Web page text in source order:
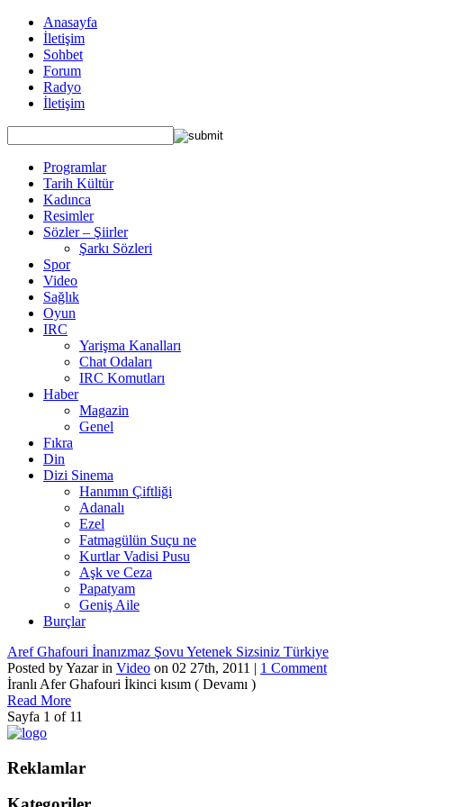
Anasayfa
İletişim
Sohbet
Forum
Radyo
İletişim
Programlar
Tarih Kültür
Kadınca
Resimler
Sözler – Şiirler
Şarkı Sözleri
Spor
Video
Sağlık
Oyun
IRC
Yarişma Kanalları
Chat Odaları
IRC Komutları
Haber
Magazin
Genel
Fıkra
Din
Dizi Sinema
Hanımın Çiftliği
Adanalı
Ezel
Fatmagülün Suçu ne
Kurtlar Vadisi Pusu
Aşk ve Ceza
Papatyam
Geniş Aile
Burçlar
Aref Ghafouri İnanızmaz Şovu Yetenek Sizsiniz Türkiye
Posted by Yazar in Video on 02 27th, 2011 | 1 Comment
İranlı Afer Ghafouri İkinci kısım ( Devamı )
Read More
Sayfa 1 of 11
Reklamlar